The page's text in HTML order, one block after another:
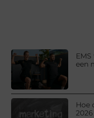
een
Hoe
2026